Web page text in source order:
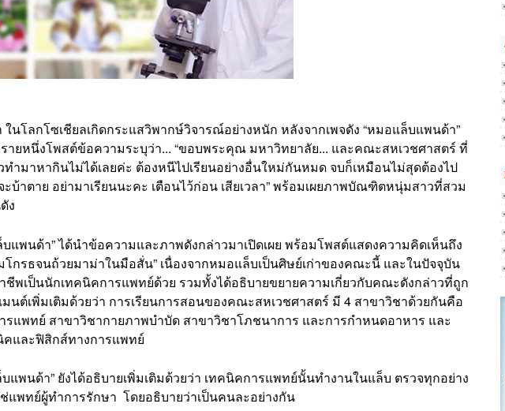
ในโลกโซเชียลเกิดกระแสวิพากษ์วิจารณ์อย่างหนัก หลังจากเพจดัง “หมอแล็บแพนด้า”
รายหนึ่งโพสต์ข้อความระบุว่า... “ขอบพระคุณ มหาวิทยาลัย... และคณะสหเวชศาสตร์ ที่
ำมาหากินไม่ได้เลยค่ะ ต้องหนีไปเรียนอย่างอื่นใหม่กันหมด จบก็เหมือนไม่สุดต้องไป
ะบ้าตาย อย่ามาเรียนนะคะ เตือนไว้ก่อน เสียเวลา” พร้อมเผยภาพบัณฑิตหนุ่มสาวที่สวม
ง
บแพนด้า” ได้นำข้อความและภาพดังกล่าวมาเปิดเผย พร้อมโพสต์แสดงความคิดเห็นถึง
โกรธจนถ้วยมาม่าในมือสั่น” เนื่องจากหมอแล็บเป็นศิษย์เก่าของคณะนี้ และในปัจจุบัน
ชีพเป็นนักเทคนิคการแพทย์ด้วย รวมทั้งได้อธิบายขยายความเกี่ยวกับคณะดังกล่าวที่ถูก
นต์เพิ่มเติมด้วยว่า การเรียนการสอนของคณะสหเวชศาสตร์ มี 4 สาขาวิชาด้วยกันคือ
รแพทย์ สาขาวิชากายภาพบำบัด สาขาวิชาโภชนาการ และการกำหนดอาหาร และ
คและฟิสิกส์ทางการแพทย์
แพนด้า” ยังได้อธิบายเพิ่มเติมด้วยว่า เทคนิคการแพทย์นั้นทำงานในแล็บ ตรวจทุกอย่าง
แพทย์ผู้ทำการรักษา โดยอธิบายว่าเป็นคนละอย่างกัน